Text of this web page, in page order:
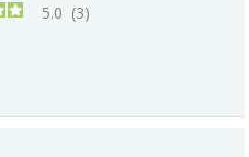
5.0 (3)